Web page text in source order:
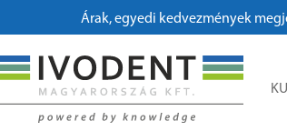
Árak, egyedi kedvezmények